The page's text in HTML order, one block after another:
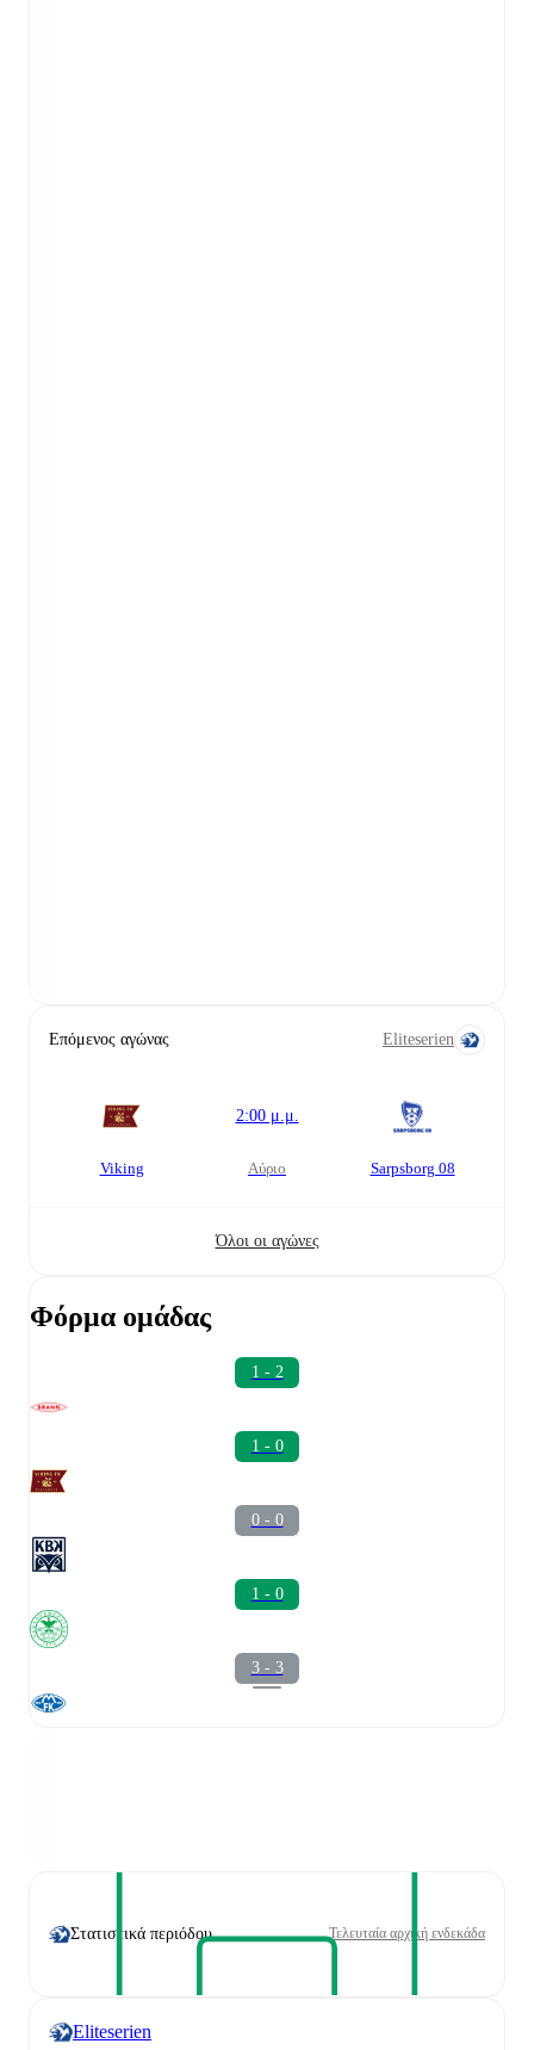
Επόμενος αγώνας Eliteserien
Viking
2:00 μ.μ.
αύριο Sarpsborg 08
Όλοι οι αγώνες
Φόρμα ομάδας
1 - 2
1 - 0
0 - 0
1 - 0
3 - 3
Στατιστικά περιόδου Τελευταία αρχική ενδεκάδα
Eliteserien